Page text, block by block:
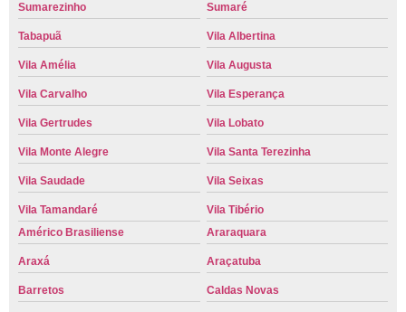
Sumarezinho Sumaré
Tabapuã Vila Albertina
Vila Amélia Vila Augusta
Vila Carvalho Vila Esperança
Vila Gertrudes Vila Lobato
Vila Monte Alegre Vila Santa Terezinha
Vila Saudade Vila Seixas
Vila Tamandaré
Vila Tibério
Américo Brasiliense
Araraquara
Araxá Araçatuba
Barretos Caldas Novas